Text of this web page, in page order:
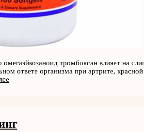
тромбоксан влияет на
ответе организма при артрите,